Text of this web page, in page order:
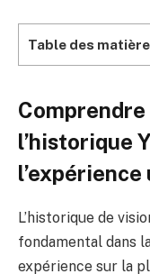
Table des
Comprendre
l’historique
L’historique de
fondamental dans
expérience sur la